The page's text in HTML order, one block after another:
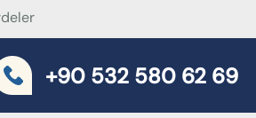
+90 532 580 62 69